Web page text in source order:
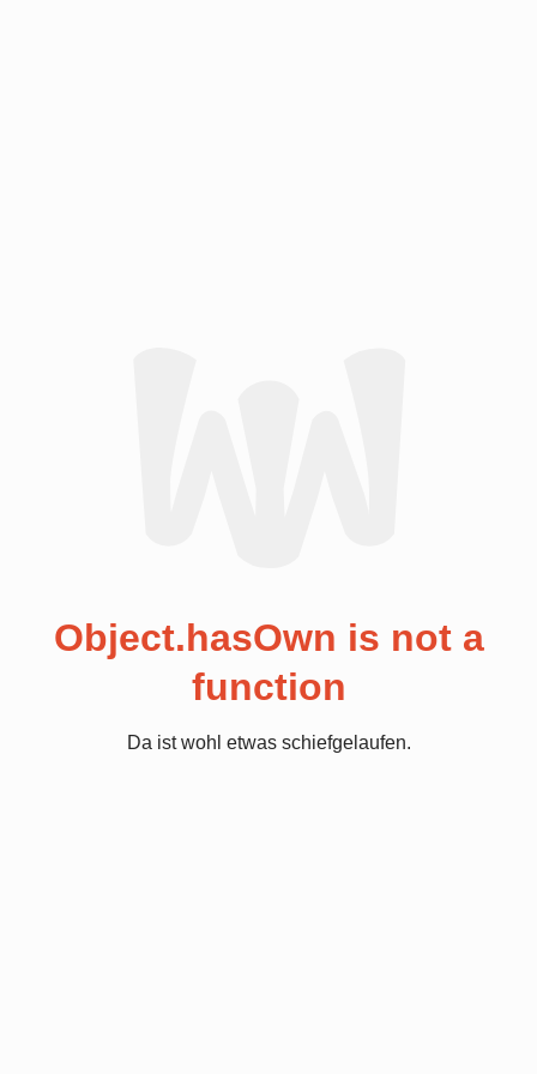
Object.hasOwn is not a
function
Da ist wohl etwas schiefgelaufen.